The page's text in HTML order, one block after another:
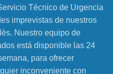
Técnico de Urgencia
imprevistas de nuestros
Nuestro equipo de
está disponible las 24
para ofrecer
inconveniente con